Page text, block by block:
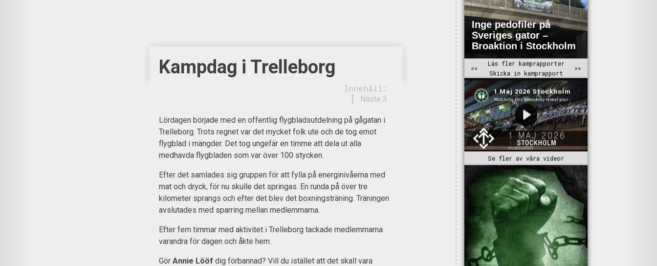
Kampdag i Trelleborg
Innehåll:
Näste 3
Lördagen började med en offentlig flygbladsutdelning på gågatan i
Trelleborg. Trots regnet var det mycket folk ute och de tog emot
flygblad i mängder. Det tog ungefär en timme att dela ut alla
medhavda flygbladen som var över 100 stycken.
Efter det samlades sig gruppen för att fylla på energinivåerna med
mat och dryck, för nu skulle det springas. En runda på över tre
kilometer sprangs och efter det blev det boxningsträning. Träningen
avslutades med sparring mellan medlemmarna.
Efter fem timmar med aktivitet i Trelleborg tackade medlemmarna
varandra för dagen och åkte hem.
Gör Annie Lööf dig förbannad? Vill du istället att det skall vara
Se fler av våra videor